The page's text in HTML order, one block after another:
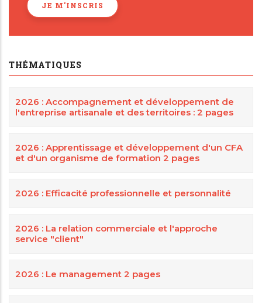
JE M'INSCRIS
THÉMATIQUES
2026 : Accompagnement et développement de
l'entreprise artisanale et des territoires : 2 pages
2026 : Apprentissage et développement d'un CFA
et d'un organisme de formation 2 pages
2026 : Efficacité professionnelle et personnalité
2026 : La relation commerciale et l'approche
service "client"
2026 : Le management 2 pages